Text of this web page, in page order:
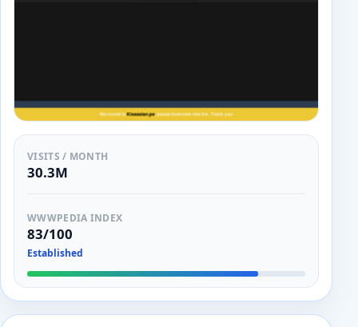
VISITS / MONTH
30.3M
WWWPEDIA INDEX
83/100
Established